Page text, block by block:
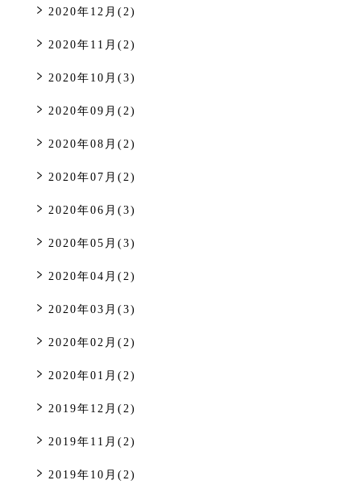
2020年12月(2)
2020年11月(2)
2020年10月(3)
2020年09月(2)
2020年08月(2)
2020年07月(2)
2020年06月(3)
2020年05月(3)
2020年04月(2)
2020年03月(3)
2020年02月(2)
2020年01月(2)
2019年12月(2)
2019年11月(2)
2019年10月(2)